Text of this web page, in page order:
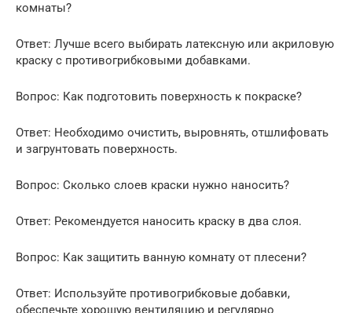
комнаты?
Ответ: Лучше всего выбирать латексную или акриловую
краску с противогрибковыми добавками.
Вопрос: Как подготовить поверхность к покраске?
Ответ: Необходимо очистить, выровнять, отшлифовать
и загрунтовать поверхность.
Вопрос: Сколько слоев краски нужно наносить?
Ответ: Рекомендуется наносить краску в два слоя.
Вопрос: Как защитить ванную комнату от плесени?
Ответ: Используйте противогрибковые добавки,
обеспечьте хорошую вентиляцию и регулярно